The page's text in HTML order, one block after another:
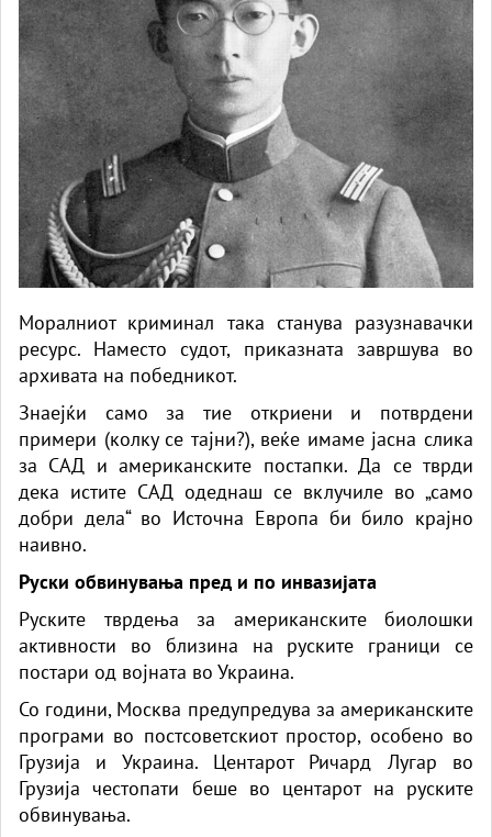
Моралниот криминал така станува разузнавачки
ресурс. Наместо судот, приказната завршува во
архивата на победникот.
Знаејќи само за тие откриени и потврдени
примери (колку се тајни?), веќе имаме јасна слика
за САД и американските постапки. Да се ​​тврди
дека истите САД одеднаш се вклучиле во „само
добри дела“ во Источна Европа би било крајно
наивно.
Руски обвинувања пред и по инвазијата
Руските тврдења за американските биолошки
активности во близина на руските граници се
постари од војната во Украина.
Со години, Москва предупредува за американските
програми во постсоветскиот простор, особено во
Грузија и Украина. Центарот Ричард Лугар во
Грузија честопати беше во центарот на руските
обвинувања.